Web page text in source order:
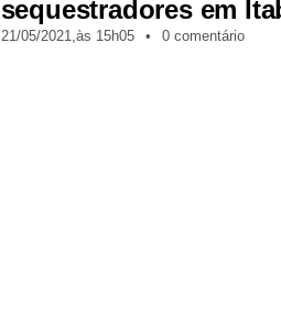
sequestradores em
21/05/2021,às 15h05 • 0 comentário